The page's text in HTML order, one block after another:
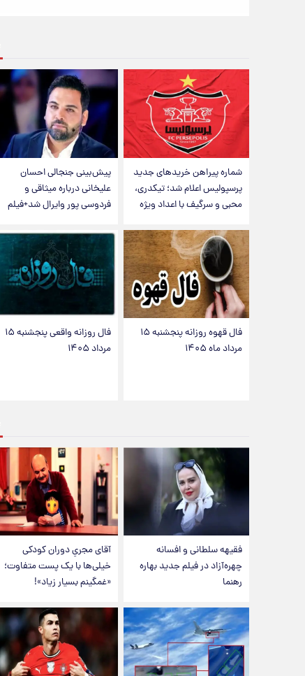
شماره پیراهن خریدهای جدید
پرسپولیس اعلام شد؛ تیکدری،
محبی و سرگیف با اعداد ویژه
پیش‌بینی جنجالی احسان
علیخانی درباره میثاقی و
فردوسی پور وایرال شد+فیلم
فال قهوه روزانه پنجشنبه ۱۵
مرداد ماه ۱۴۰۵
فال روزانه واقعی پنجشنبه ۱۵
مرداد ۱۴۰۵
فقیهه سلطانی و افسانه
چهره‌آزاد در فیلم جدید بهاره
رهنما
آقای مجریِ دوران کودکی
خیلی‌ها با یک پست متفاوت؛
«غمگینم بسیار زیاد»!